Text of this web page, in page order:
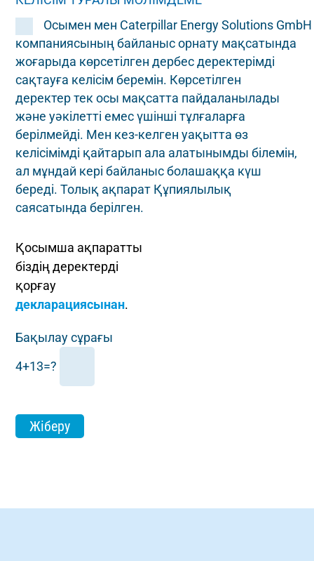
Осымен мен Caterpillar Energy Solutions GmbH
компаниясының байланыс орнату мақсатында
жоғарыда көрсетілген дербес деректерімді
сақтауға келісім беремін. Көрсетілген
деректер тек осы мақсатта пайдаланылады
және уәкілетті емес үшінші тұлғаларға
берілмейді. Мен кез-келген уақытта өз
келісімімді қайтарып ала алатынымды білемін,
ал мұндай кері байланыс болашаққа күш
береді. Толық ақпарат Құпиялылық
саясатында берілген.
Қосымша ақпаратты
біздің деректерді
қорғау
декларациясынан.
Бақылау сұрағы
4+13=?